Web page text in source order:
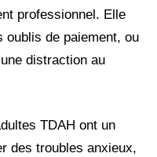
professionnel. Elle
oublis de paiement, ou
distraction au
TDAH ont un
des troubles anxieux,